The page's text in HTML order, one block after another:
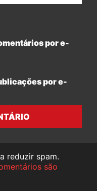
por e-
por e-
reduzir spam.
são